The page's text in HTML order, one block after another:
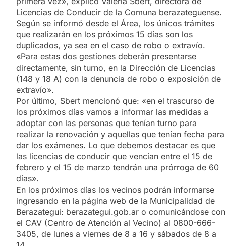
Licencias de Conducir de la Comuna berazateguense.
Según se informó desde el Área, los únicos trámites
que realizarán en los próximos 15 días son los
duplicados, ya sea en el caso de robo o extravío.
«Para estas dos gestiones deberán presentarse
directamente, sin turno, en la Dirección de Licencias
(148 y 18 A) con la denuncia de robo o exposición de
extravío».
Por último, Sbert mencionó que: «en el trascurso de
los próximos días vamos a informar las medidas a
adoptar con las personas que tenían turno para
realizar la renovación y aquellas que tenían fecha para
dar los exámenes. Lo que debemos destacar es que
las licencias de conducir que vencían entre el 15 de
febrero y el 15 de marzo tendrán una prórroga de 60
días».
En los próximos días los vecinos podrán informarse
ingresando en la página web de la Municipalidad de
Berazategui: berazategui.gob.ar o comunicándose con
el CAV (Centro de Atención al Vecino) al 0800-666-
3405, de lunes a viernes de 8 a 16 y sábados de 8 a